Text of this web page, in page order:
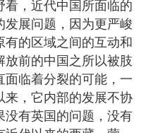
，近代中国所面临的
展问题，因为更严峻
的区域之间的互动和
前的中国之所以被肢
临着分裂的可能，一
来，它内部的发展不协
没有英国的问题，没有